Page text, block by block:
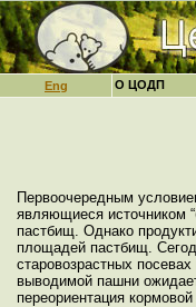
Eng
Первоочередным
являющиеся источником
пастбищ. Однако
площадей пастбищ.
старовозрастных
выводимой пашни
переориентация
О ЦОДП